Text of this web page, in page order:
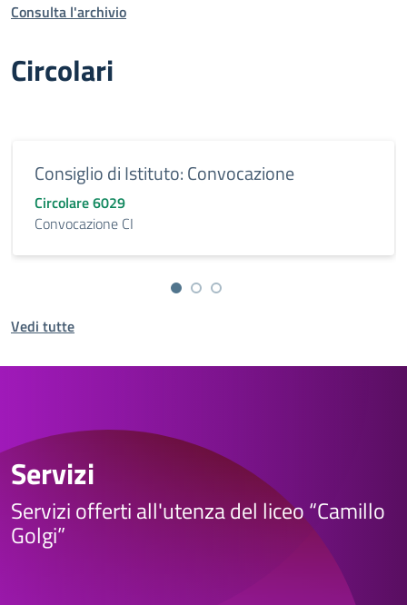
Consulta l'archivio
Circolari
Consiglio di Istituto: Convocazione
Circolare 6029
Convocazione CI
Vedi tutte
Servizi
Servizi offerti all'utenza del liceo “Camillo
Golgi”